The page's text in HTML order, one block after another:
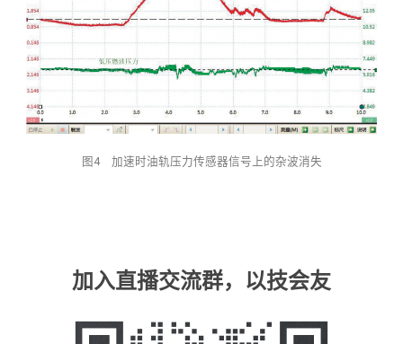
图4 加速时油轨压力传感器信号上的杂波消失
加入直播交流群，以技会友